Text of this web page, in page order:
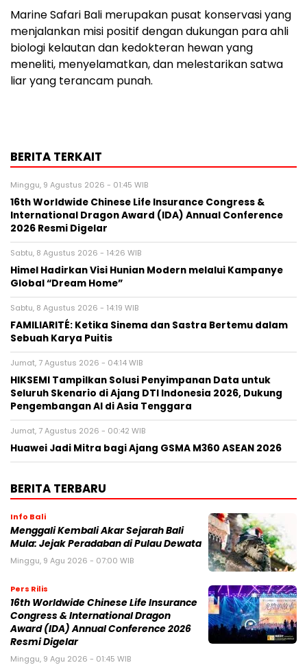
Marine Safari Bali merupakan pusat konservasi yang
menjalankan misi positif dengan dukungan para ahli
biologi kelautan dan kedokteran hewan yang
meneliti, menyelamatkan, dan melestarikan satwa
liar yang terancam punah.
BERITA TERKAIT
Minggu, 9 Agustus 2026 - 01:45 WIB
16th Worldwide Chinese Life Insurance Congress &
International Dragon Award (IDA) Annual Conference
2026 Resmi Digelar
Sabtu, 8 Agustus 2026 - 14:26 WIB
Himel Hadirkan Visi Hunian Modern melalui Kampanye
Global “Dream Home”
Sabtu, 8 Agustus 2026 - 14:19 WIB
FAMILIARITÉ: Ketika Sinema dan Sastra Bertemu dalam
Sebuah Karya Puitis
Jumat, 7 Agustus 2026 - 04:14 WIB
HIKSEMI Tampilkan Solusi Penyimpanan Data untuk
Seluruh Skenario di Ajang DTI Indonesia 2026, Dukung
Pengembangan AI di Asia Tenggara
Jumat, 7 Agustus 2026 - 00:42 WIB
Huawei Jadi Mitra bagi Ajang GSMA M360 ASEAN 2026
BERITA TERBARU
Info Bali
Menggali Kembali Akar Sejarah Bali
Mula: Jejak Peradaban di Pulau Dewata
Minggu, 9 Agu 2026 - 07:00 WIB
Pers Rilis
16th Worldwide Chinese Life Insurance
Congress & International Dragon
Award (IDA) Annual Conference 2026
Resmi Digelar
Minggu, 9 Agu 2026 - 01:45 WIB